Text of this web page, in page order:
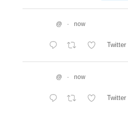
@ · now
Twitter
@ · now
Twitter